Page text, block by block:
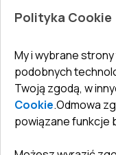
Dla firm, współpraca
Gwarancja
Biuro:ul. Święty
undefined(undefined)
Polityka Cookie
My i wybrane
podobnych
Twoją zgodą, w
Cookie.Odmowa
powiązane funkcje